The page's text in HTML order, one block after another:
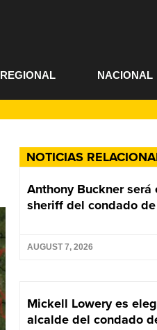
REGIONAL NACIONAL
NOTICIAS
Anthony Buckner será
sheriff del condado
AUGUST 7, 2026
Mickell Lowery es
alcalde del condado